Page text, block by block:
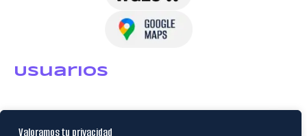
Valoramos tu privacidad
USuarios
Política de Datos